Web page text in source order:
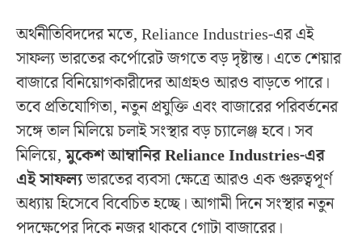
অর্থনীতিবিদদের মতে, Reliance Industries-এর এই
সাফল্য ভারতের কর্পোরেট জগতে বড় দৃষ্টান্ত। এতে শেয়ার
বাজারে বিনিয়োগকারীদের আগ্রহও আরও বাড়তে পারে।
তবে প্রতিযোগিতা, নতুন প্রযুক্তি এবং বাজারের পরিবর্তনের
সঙ্গে তাল মিলিয়ে চলাই সংস্থার বড় চ্যালেঞ্জ হবে। সব
মিলিয়ে,মুকেশ আম্বানির Reliance Industries-এর
এই সাফল্যভারতের ব্যবসা ক্ষেত্রে আরও এক গুরুত্বপূর্ণ
অধ্যায় হিসেবে বিবেচিত হচ্ছে। আগামী দিনে সংস্থার নতুন
পদক্ষেপের দিকে নজর থাকবে গোটা বাজারের।